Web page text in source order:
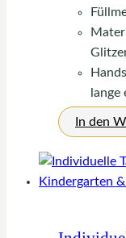
In den